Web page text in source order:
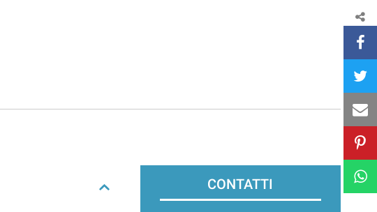
CONTATTI